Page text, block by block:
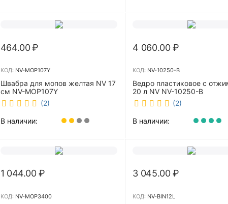
464.00₽
КОД: NV-MOP107Y
Швабра для мопов желтая NV 17
см NV-MOP107Y
(2)
В наличии:
4 060.00 ₽
КОД: NV-10250-B
Ведро пластиковое с
20 л NV NV-10250-B
(2)
В наличии:
1 044.00 ₽
КОД: NV-MOP3400
3 045.00 ₽
КОД: NV-BIN12L